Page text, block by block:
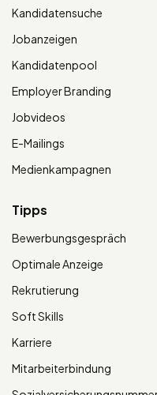
Kandidatensuche
Jobanzeigen
Kandidatenpool
Employer Branding
Jobvideos
E-Mailings
Medienkampagnen
Tipps
Bewerbungsgespräch
Optimale Anzeige
Rekrutierung
Soft Skills
Karriere
Mitarbeiterbindung